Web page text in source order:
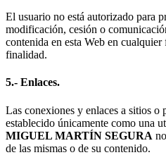
El usuario no está autorizado para
modificación, cesión o
contenida en esta Web en
finalidad.
5.- Enlaces.
Las conexiones y enlaces a sitios o
establecido únicamente como una
MIGUEL MARTÍN SEGURA
de las mismas o de su contenido.